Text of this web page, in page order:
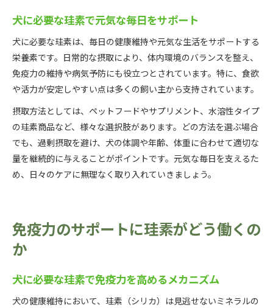
犬に必要な珪素で元気な毎日をサポート
犬に必要な珪素は、毎日の健康維持や元気な生活をサポートする
栄養素です。日常的な摂取により、体内環境のバランスを整え、
免疫力の維持や病気予防にも役立つとされています。特に、食欲
や活力が安定しやすい点は多くの飼い主から支持されています。
摂取方法としては、ペットフードやサプリメント、水溶性タイプ
の珪素商品など、様々な選択肢があります。どの方法を選ぶ場合
でも、過剰摂取を避け、犬の体調や年齢、体重に合わせて適切な
量を継続的に与えることがポイントです。元気な毎日を支えるた
め、日々のケアに無理なく取り入れていきましょう。
免疫力のサポートに珪素がどう働くの
か
犬に必要な珪素で免疫力を高めるメカニズム
犬の健康維持において、珪素（シリカ）は見逃せないミネラルの